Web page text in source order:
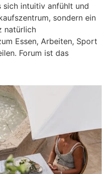
intuitiv anfühlt und
sondern ein
natürlich
Essen, Arbeiten, Sport
Forum ist das